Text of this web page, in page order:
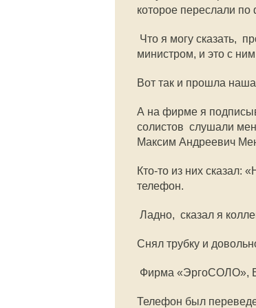
которое переслали по
 Что я могу сказать,
министром, и это с
Вот так и прошла наша
А на фирме я
солистов  слушали
Максим Андреевич
Кто-то из них сказал:
телефон.
 Ладно,  сказал я
Снял трубку и
 Фирма «ЭргоСОЛО»,
Телефон был